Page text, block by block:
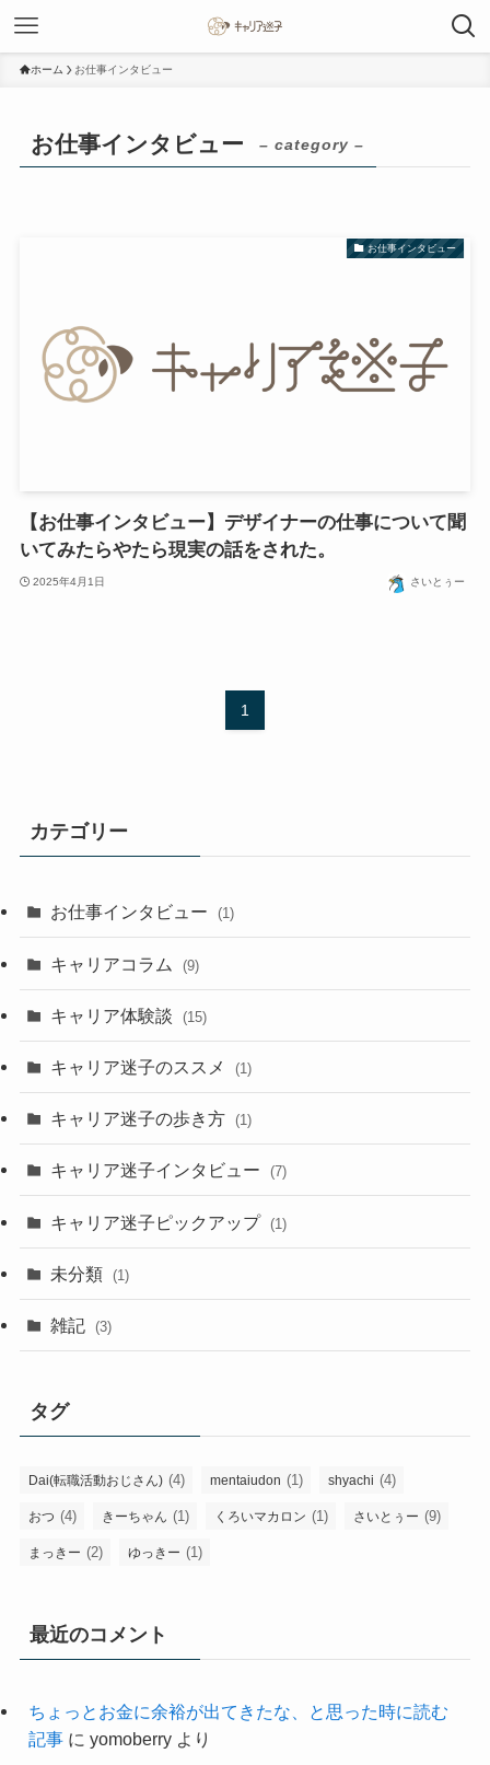
ホーム お仕事インタビュー
お仕事インタビュー – category –
お仕事インタビュー
【お仕事インタビュー】デザイナーの仕事について聞
いてみたらやたら現実の話をされた。
2025年4月1日 さいとぅー
1
カテゴリー
お仕事インタビュー (1)
キャリアコラム (9)
キャリア体験談 (15)
キャリア迷子のススメ (1)
キャリア迷子の歩き方 (1)
キャリア迷子インタビュー (7)
キャリア迷子ピックアップ (1)
未分類 (1)
雑記 (3)
タグ
Dai(転職活動おじさん) (4) mentaiudon (1) shyachi (4)
おつ (4) きーちゃん (1) くろいマカロン (1) さいとぅー (9)
まっきー (2) ゆっきー (1)
最近のコメント
ちょっとお金に余裕が出てきたな、と思った時に読む
記事に yomoberryより